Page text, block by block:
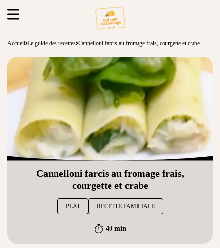
Accueil Le guide des recettes Cannelloni farcis au fromage frais, courgette et crabe
Cannelloni farcis au fromage frais,
courgette et crabe
PLAT RECETTE FAMILIALE
40 min